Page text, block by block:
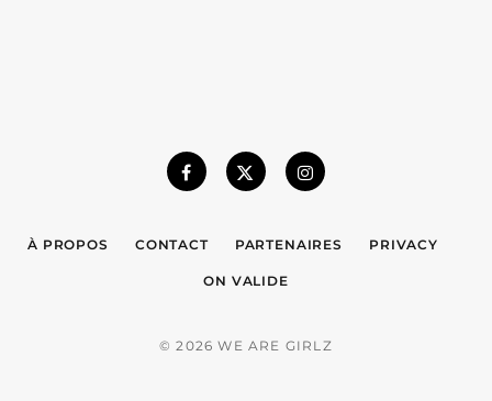
À PROPOS CONTACT PARTENAIRES PRIVACY
ON VALIDE
© 2026 WE ARE GIRLZ